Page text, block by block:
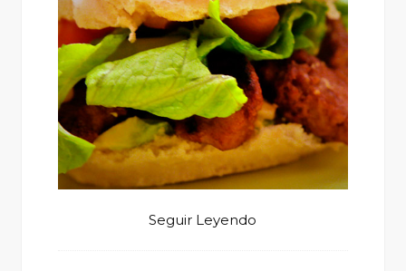
Seguir Leyendo